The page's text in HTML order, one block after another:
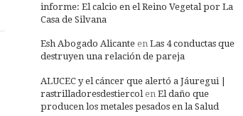
informe: El calcio en el Reino Vegetal por La
Casa de Silvana
Esh Abogado Alicante en Las 4 conductas que
destruyen una relación de pareja
ALUCEC y el cáncer que alertó a Jáuregui |
rastrilladoresdestiercolen El daño que
producen los metales pesados en la Salud